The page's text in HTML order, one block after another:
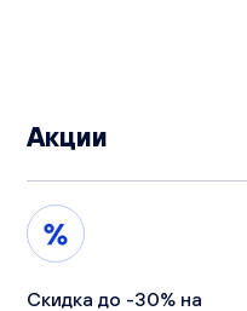
Акции
Скидка до -30% на